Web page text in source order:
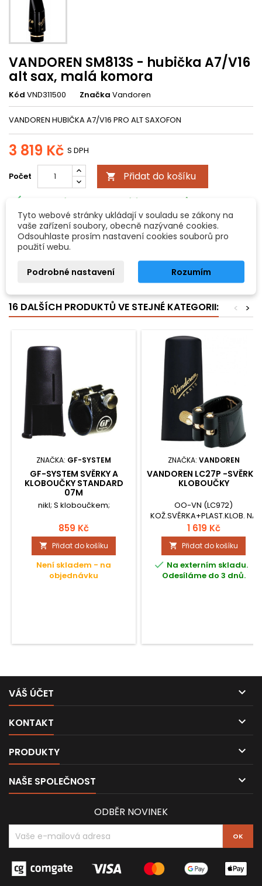
VANDOREN SM813S - hubička A7/V16
alt sax, malá komora
Kód VND311500 Značka Vandoren
VANDOREN HUBIČKA A7/V16 PRO ALT SAXOFON
3 819 Kč S DPH
Počet  Přidat do košíku

Na externím skladu. Odesíláme do 3 dnů.
Všechny možnosti doručení
POPIS DETAILY PRODUKTU
hubička A7/V16 alt saxofon, malá komora
16 DALŠÍCH PRODUKTŮ VE STEJNÉ KATEGORII: >
<
ZNAČKA: GF-SYSTEM
GF-SYSTEM SVĚRKY A
KLOBOUČKY STANDARD
07M
nikl; S kloboučkem;
859 Kč
 Přidat do košíku
Není skladem - na
objednávku
ZNAČKA: VANDOREN
VANDOREN LC27P -SVĚRKY,
KLOBOUČKY
OO-VN (LC972)
KOŽ.SVĚRKA+PLAST.KLOB. NA
ALT SAX.
1 619 Kč
 Přidat do košíku
 Na externím skladu.
Odesíláme do 3 dnů.
VÁŠ ÚČET 
KONTAKT 
PRODUKTY 
NAŠE SPOLEČNOST 
ODBĚR NOVINEK
Tyto webové stránky ukládají v souladu se zákony na
vaše zařízení soubory, obecně nazývané cookies.
Odsouhlaste prosím nastavení cookies souborů pro
použití webu.
Podrobné nastavení Rozumím